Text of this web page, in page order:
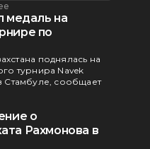
медаль на
по
поднялась на
турнира Navek
Стамбуле, сообщает
о
Рахмонова в